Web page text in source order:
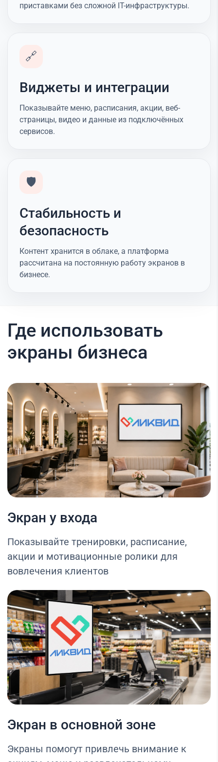
приставками без сложной IT-инфраструктуры.
🔗
Виджеты и интеграции
Показывайте меню, расписания, акции, веб-
страницы, видео и данные из подключённых
сервисов.
🛡️
Стабильность и
безопасность
Контент хранится в облаке, а платформа
рассчитана на постоянную работу экранов в
бизнесе.
Где использовать
экраны бизнеса
Экран у входа
Показывайте тренировки, расписание,
акции и мотивационные ролики для
вовлечения клиентов
Экран в основной зоне
Экраны помогут привлечь внимание к